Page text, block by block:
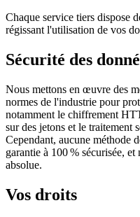
Chaque service tiers dispose
régissant l'utilisation de vos
Sécurité des
Nous mettons en œuvre des
normes de l'industrie pour
notamment le chiffrement
sur des jetons et le traitement
Cependant, aucune méthode
garantie à 100 % sécurisée,
absolue.
Vos droits